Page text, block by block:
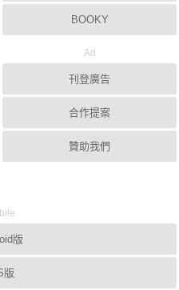
BOOKY
Ad
刊登廣告
合作提案
贊助我們
版
版